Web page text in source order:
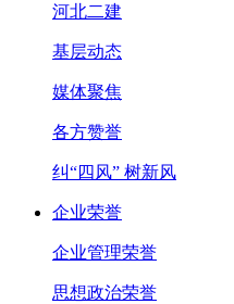
河北二建
基层动态
媒体聚焦
各方赞誉
纠“四风” 树新风
企业荣誉
企业管理荣誉
思想政治荣誉